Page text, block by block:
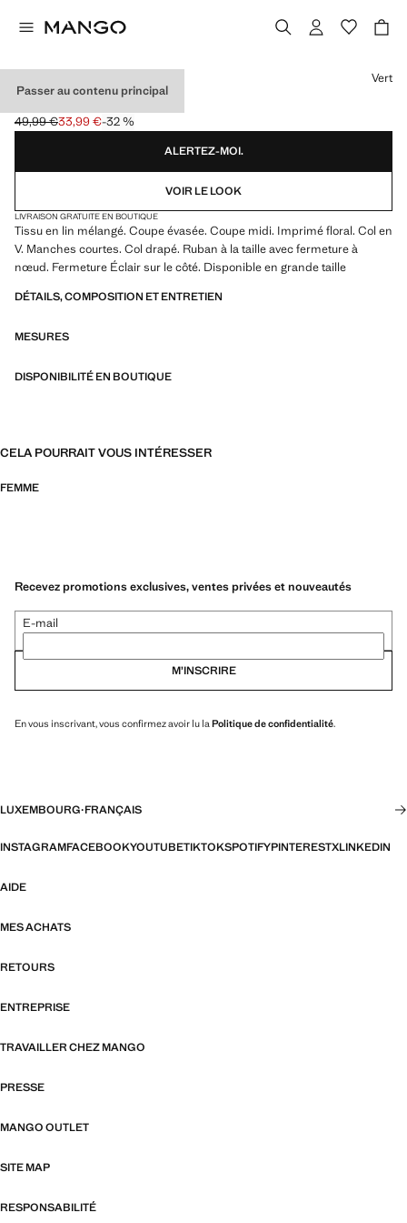
Passer au contenu principal
ROBE EN LIN À FLEURS
Prix initial barré [49,99 € ]
49,99 €
Prix actuel [33,99 € ]
33,99 €-32 %
Choisissez une couleur
Vert
ALERTEZ-MOI.
VOIR LE LOOK
LIVRAISON GRATUITE EN BOUTIQUE
Tissu en lin mélangé. Coupe évasée. Coupe midi. Imprimé floral. Col en
V. Manches courtes. Col drapé. Ruban à la taille avec fermeture à
nœud. Fermeture Éclair sur le côté. Disponible en grande taille
DÉTAILS, COMPOSITION ET ENTRETIEN
MESURES
DISPONIBILITÉ EN BOUTIQUE
CELA POURRAIT VOUS INTÉRESSER
FEMME
Recevez promotions exclusives, ventes privées et nouveautés
E-mail
M’INSCRIRE
En vous inscrivant, vous confirmez avoir lu la Politique de confidentialité.
LUXEMBOURG·FRANÇAIS
INSTAGRAMFACEBOOKYOUTUBETIKTOKSPOTIFYPINTERESTXLINKEDIN
AIDE
MES ACHATS
RETOURS
ENTREPRISE
TRAVAILLER CHEZ MANGO
PRESSE
MANGO OUTLET
SITE MAP
RESPONSABILITÉ